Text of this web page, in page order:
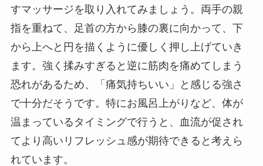
すマッサージを取り入れてみましょう。両手の親
指を重ねて、足首の方から膝の裏に向かって、下
から上へと円を描くように優しく押し上げていき
ます。強く揉みすぎると逆に筋肉を痛めてしまう
恐れがあるため、「痛気持ちいい」と感じる強さ
で十分だそうです。特にお風呂上がりなど、体が
温まっているタイミングで行うと、血流が促され
てより高いリフレッシュ感が期待できると考えら
れています。